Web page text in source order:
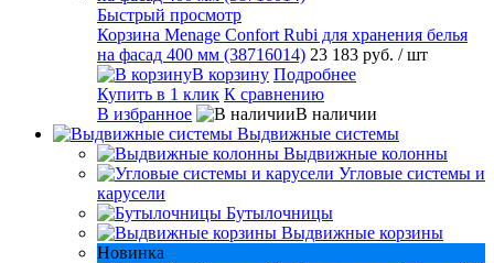
Быстрый просмотр
Корзина Menage Confort Rubi для хранения белья
на фасад 400 мм (38716014) 23 183 руб. / шт
В корзину Подробнее
Купить в 1 клик К сравнению
В избранное
В наличии
Выдвижные системы
Выдвижные колонны
Угловые системы и
карусели
Бутылочницы
Выдвижные корзины
Новинка